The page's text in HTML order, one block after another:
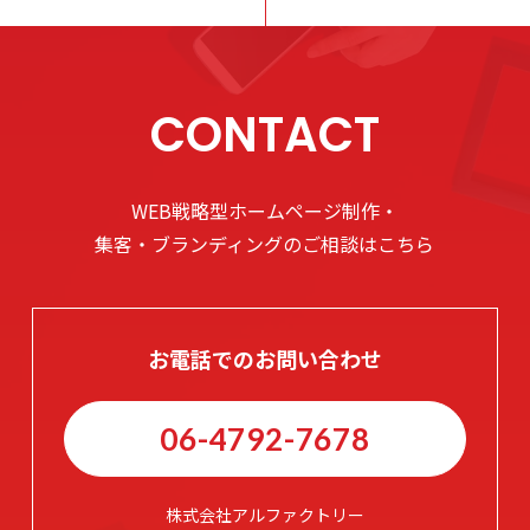
CONTACT
WEB戦略型ホームページ制作・
集客・ブランディングのご相談はこちら
お電話でのお問い合わせ
06-4792-7678
株式会社アルファクトリー